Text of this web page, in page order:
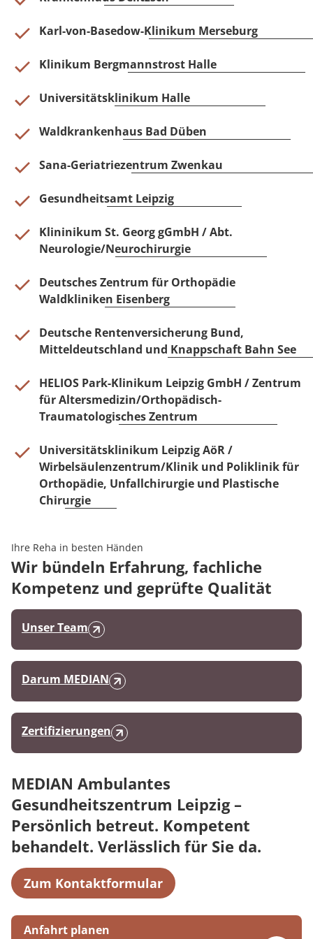
Karl-von-Basedow-Klinikum Merseburg
Klinikum Bergmannstrost Halle
Universitätsklinikum Halle
Waldkrankenhaus Bad Düben
Sana-Geriatriezentrum Zwenkau
Gesundheitsamt Leipzig
Klininikum St. Georg gGmbH / Abt.
Neurologie/Neurochirurgie
Deutsches Zentrum für Orthopädie
Waldkliniken Eisenberg
Deutsche Rentenversicherung Bund,
Mitteldeutschland und Knappschaft Bahn See
HELIOS Park-Klinikum Leipzig GmbH / Zentrum
für Altersmedizin/Orthopädisch-
Traumatologisches Zentrum
Universitätsklinikum Leipzig AöR /
Wirbelsäulenzentrum/Klinik und Poliklinik für
Orthopädie, Unfallchirurgie und Plastische
Chirurgie
Ihre Reha in besten Händen
Wir bündeln Erfahrung, fachliche
Kompetenz und geprüfte Qualität
Unser Team
Darum MEDIAN
Zertifizierungen
MEDIAN Ambulantes
Gesundheitszentrum Leipzig –
Persönlich betreut. Kompetent
behandelt. Verlässlich für Sie da.
Zum Kontaktformular
Anfahrt planen